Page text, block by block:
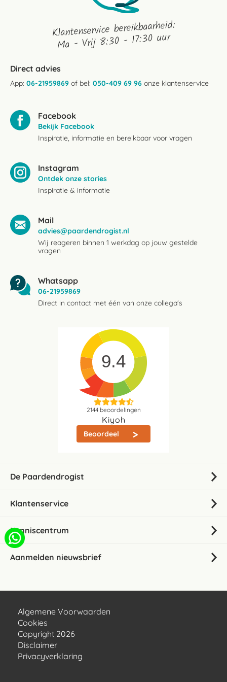
Klantenservice bereikbaarheid:
Ma - Vrij 8:30 - 17:30 uur
Direct advies
App: 06-21959869 of bel: 050-409 69 96 onze klantenservice
Facebook
Bekijk Facebook
Inspiratie, informatie en bereikbaar voor vragen
Instagram
Ontdek onze stories
Inspiratie & informatie
Mail
advies@paardendrogist.nl
Wij reageren binnen 1 werkdag op jouw gestelde
vragen
Whatsapp
06-21959869
Direct in contact met één van onze collega's
9.4
2144beoordelingen
Kiyoh
Beoordeel
De Paardendrogist
Klantenservice
Kenniscentrum
Aanmelden nieuwsbrief
Algemene Voorwaarden
Cookies
Copyright 2026
Disclaimer
Privacyverklaring